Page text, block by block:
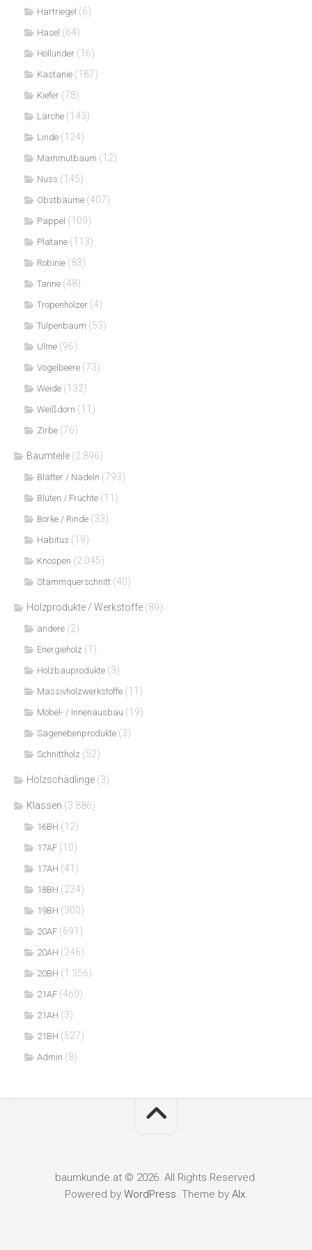
Hartriegel (6)
Hasel (64)
Hollunder (16)
Kastanie (187)
Kiefer (78)
Lärche (143)
Linde (124)
Mammutbaum (12)
Nuss (145)
Obstbäume (407)
Pappel (109)
Platane (113)
Robinie (83)
Tanne (48)
Tropenhölzer (4)
Tulpenbaum (53)
Ulme (96)
Vogelbeere (73)
Weide (132)
Weißdorn (11)
Zirbe (76)
Baumteile (2.896)
Blätter / Nadeln (793)
Blüten / Früchte (11)
Borke / Rinde (33)
Habitus (19)
Knospen (2.045)
Stammquerschnitt (40)
Holzprodukte / Werkstoffe (89)
andere (2)
Energieholz (1)
Holzbauprodukte (3)
Massivholzwerkstoffe (11)
Möbel- / Innenausbau (19)
Sägenebenprodukte (3)
Schnittholz (52)
Holzschädlinge (3)
Klassen (3.886)
16BH (12)
17AF (10)
17AH (41)
18BH (234)
19BH (300)
20AF (691)
20AH (246)
20BH (1.356)
21AF (460)
21AH (3)
21BH (527)
Admin (8)
baumkunde.at © 2026. All Rights Reserved.
Powered by WordPress. Theme by Alx.